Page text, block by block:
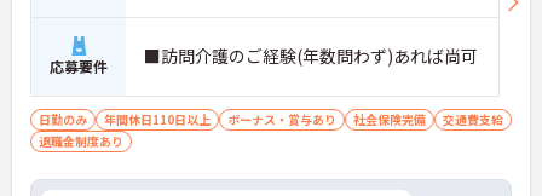
応募要件 ■訪問介護のご経験(年数問わず)あれば尚可
日勤のみ 年間休日110日以上 ボーナス・賞与あり 社会保険完備
交通費支給
退職金制度あり